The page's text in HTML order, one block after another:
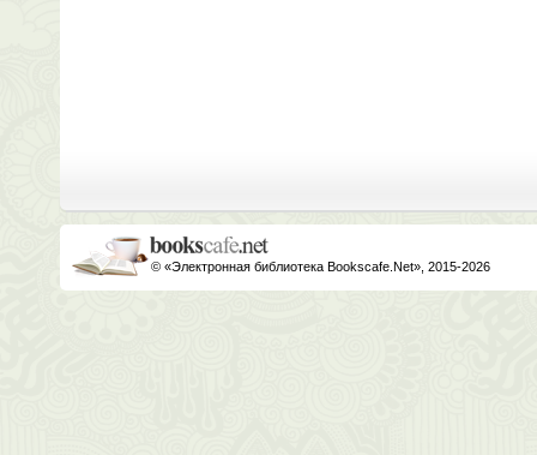
© «Электронная библиотека Bookscafe.Net», 2015-2026